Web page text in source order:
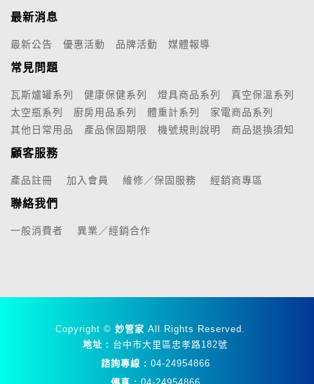
最新消息
最新公告 優惠活動 品牌活動 媒體報導
常見問題
瓦斯爐罐系列 健康保健系列 燈具商品系列
真空保溫系列
太空瓶系列
廚房用品系列 體重計系列
家電商品系列
其他日常用品
產品保固期限 機號規則說明 商品退換須知
顧客服務
產品註冊 加入會員 維修／保固服務 經銷商專區
聯絡我們
一般消費者 異業／經銷合作
Copyright © 妙管家 All Rights Reserved.
地址 : 台中市大里區忠孝路182號
諮詢專線 : 04-24954866